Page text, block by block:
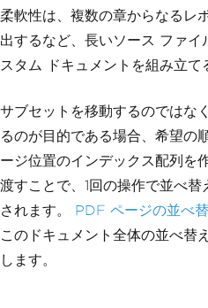
柔軟性は、複数の章からなるレ
出するなど、長いソース ファイ
スタム ドキュメントを組み立て
サブセットを移動するのではな
るのが目的である場合、希望の
ージ位置のインデックス配列を
渡すことで、1回の操作で並べ
されます。 PDF ページの並べ
このドキュメント全体の並べ替
します。